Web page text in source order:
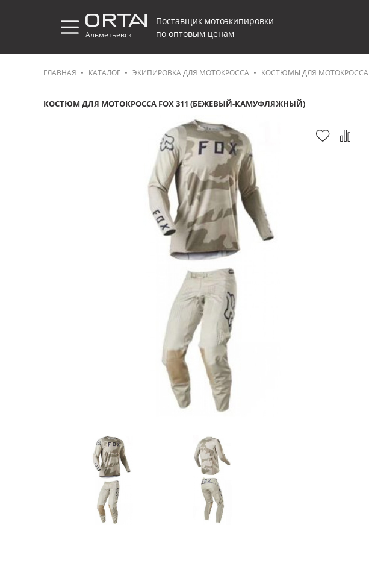
Альметьевск
Поставщик мотоэкипировки
по оптовым ценам
ГЛАВНАЯ КАТАЛОГ ЭКИПИРОВКА ДЛЯ МОТОКРОССА КОСТЮМЫ ДЛЯ МОТОКРОССА
КОСТЮМ ДЛЯ МОТОКРОССА FOX 311 (БЕЖЕВЫЙ-КАМУФЛЯЖНЫЙ)